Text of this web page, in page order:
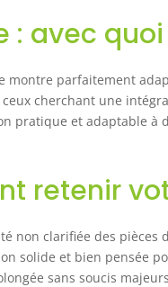
avec quoi
montre parfaitement
cherchant une
pratique et adaptable à
retenir
non clarifiée des pièces
solide et bien pensée
sans soucis